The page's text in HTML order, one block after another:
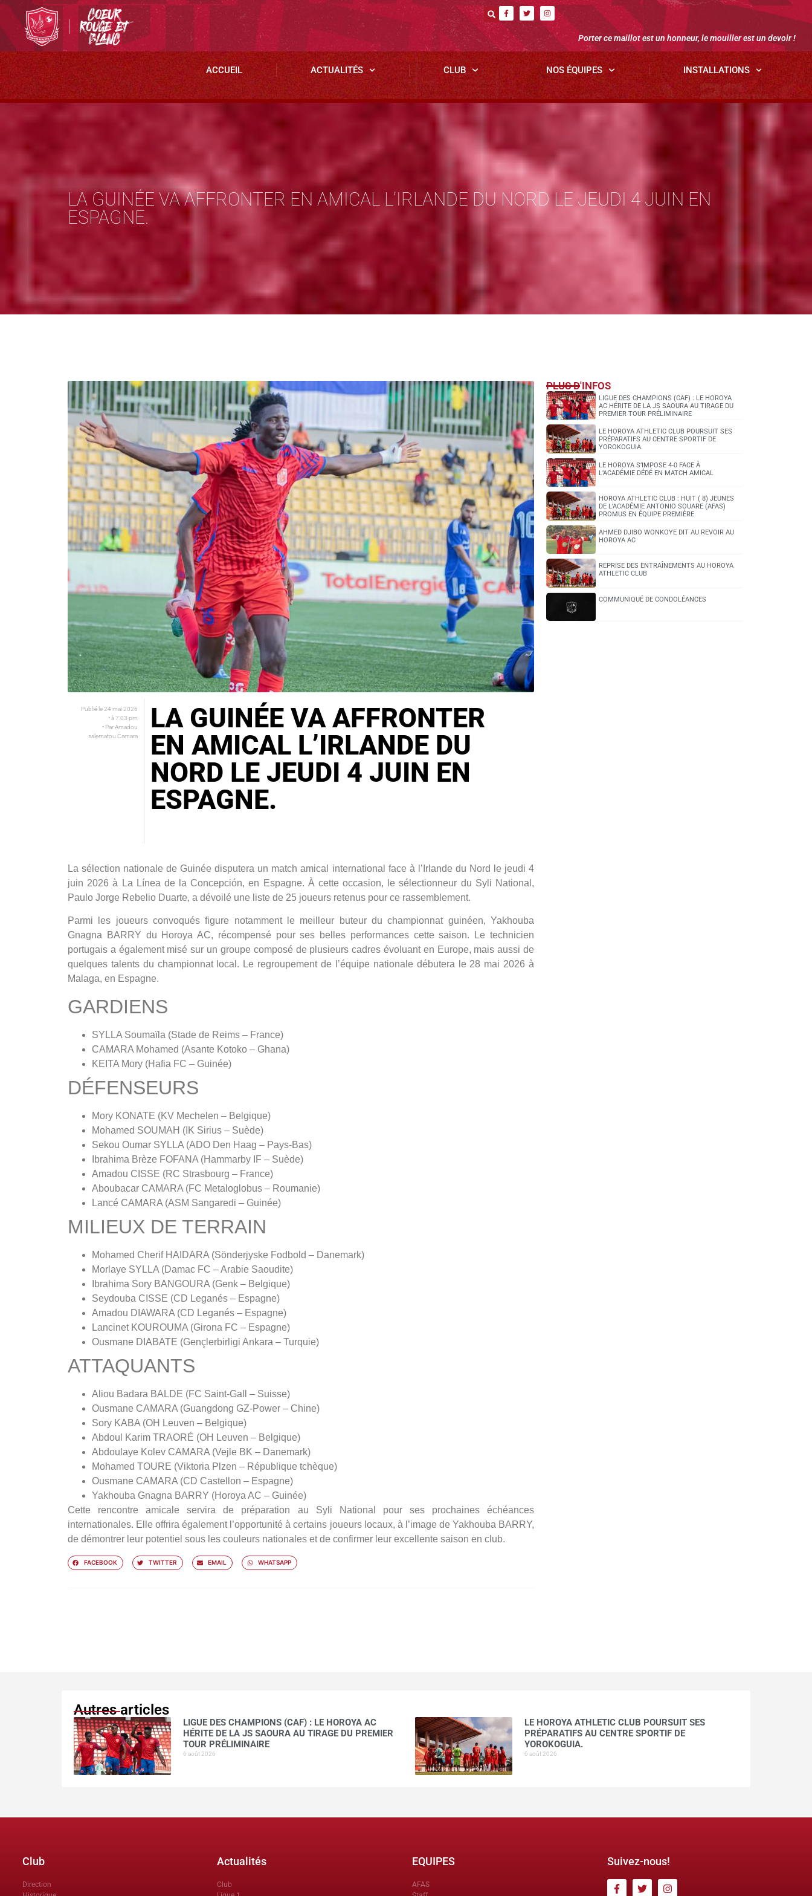
Porter ce maillot est un honneur, le mouiller est un devoir !
ACCUEIL ACTUALITÉS CLUB NOS ÉQUIPES INSTALLATIONS
LA GUINÉE VA AFFRONTER EN AMICAL L’IRLANDE DU NORD LE JEUDI 4 JUIN EN
ESPAGNE.
Publié le24 mai 2026
• à7:03 pm
• ParAmadou
salematou Camara
LA GUINÉE VA AFFRONTER
EN AMICAL L’IRLANDE DU
NORD LE JEUDI 4 JUIN EN
ESPAGNE.
La sélection nationale de Guinée disputera un match amical international face à l’Irlande du Nord le jeudi 4
juin 2026 à La Línea de la Concepción, en Espagne. À cette occasion, le sélectionneur du Syli National,
Paulo Jorge Rebelio Duarte, a dévoilé une liste de 25 joueurs retenus pour ce rassemblement.
Parmi les joueurs convoqués figure notamment le meilleur buteur du championnat guinéen, Yakhouba
Gnagna BARRY du Horoya AC, récompensé pour ses belles performances cette saison. Le technicien
portugais a également misé sur un groupe composé de plusieurs cadres évoluant en Europe, mais aussi de
quelques talents du championnat local. Le regroupement de l’équipe nationale débutera le 28 mai 2026 à
Malaga, en Espagne.
GARDIENS
SYLLA Soumaïla (Stade de Reims – France)
CAMARA Mohamed (Asante Kotoko – Ghana)
KEITA Mory (Hafia FC – Guinée)
DÉFENSEURS
Mory KONATE (KV Mechelen – Belgique)
Mohamed SOUMAH (IK Sirius – Suède)
Sekou Oumar SYLLA (ADO Den Haag – Pays-Bas)
Ibrahima Brèze FOFANA (Hammarby IF – Suède)
Amadou CISSE (RC Strasbourg – France)
Aboubacar CAMARA (FC Metaloglobus – Roumanie)
Lancé CAMARA (ASM Sangaredi – Guinée)
MILIEUX DE TERRAIN
Mohamed Cherif HAIDARA (Sönderjyske Fodbold – Danemark)
Morlaye SYLLA (Damac FC – Arabie Saoudite)
Ibrahima Sory BANGOURA (Genk – Belgique)
Seydouba CISSE (CD Leganés – Espagne)
Amadou DIAWARA (CD Leganés – Espagne)
Lancinet KOUROUMA (Girona FC – Espagne)
Ousmane DIABATE (Gençlerbirligi Ankara – Turquie)
ATTAQUANTS
Aliou Badara BALDE (FC Saint-Gall – Suisse)
Ousmane CAMARA (Guangdong GZ-Power – Chine)
Sory KABA (OH Leuven – Belgique)
Abdoul Karim TRAORÉ (OH Leuven – Belgique)
Abdoulaye Kolev CAMARA (Vejle BK – Danemark)
Mohamed TOURE (Viktoria Plzen – République tchèque)
Ousmane CAMARA (CD Castellon – Espagne)
Yakhouba Gnagna BARRY (Horoya AC – Guinée)
Cette rencontre amicale servira de préparation au Syli National pour ses prochaines échéances
internationales. Elle offrira également l’opportunité à certains joueurs locaux, à l’image de Yakhouba BARRY,
de démontrer leur potentiel sous les couleurs nationales et de confirmer leur excellente saison en club.
FACEBOOK TWITTER EMAIL WHATSAPP
PLUS D'INFOS
LIGUE DES CHAMPIONS (CAF) : LE HOROYA
AC HÉRITE DE LA JS SAOURA AU TIRAGE DU
PREMIER TOUR PRÉLIMINAIRE
LE HOROYA ATHLETIC CLUB POURSUIT SES
PRÉPARATIFS AU CENTRE SPORTIF DE
YOROKOGUIA.
LE HOROYA S’IMPOSE 4-0 FACE À
L’ACADÉMIE DÉDÉ EN MATCH AMICAL
HOROYA ATHLETIC CLUB : HUIT ( 8) JEUNES
DE L’ACADÉMIE ANTONIO SOUARE (AFAS)
PROMUS EN ÉQUIPE PREMIÈRE
AHMED DJIBO WONKOYE DIT AU REVOIR AU
HOROYA AC
REPRISE DES ENTRAÎNEMENTS AU HOROYA
ATHLETIC CLUB
COMMUNIQUÉ DE CONDOLÉANCES
Autres articles
LIGUE DES CHAMPIONS (CAF) : LE HOROYA AC
HÉRITE DE LA JS SAOURA AU TIRAGE DU PREMIER
TOUR PRÉLIMINAIRE
6 août 2026
LE HOROYA ATHLETIC CLUB POURSUIT SES
PRÉPARATIFS AU CENTRE SPORTIF DE
YOROKOGUIA.
6 août 2026
Club
Direction
Actualités
Club
EQUIPES
AFAS
Suivez-nous!